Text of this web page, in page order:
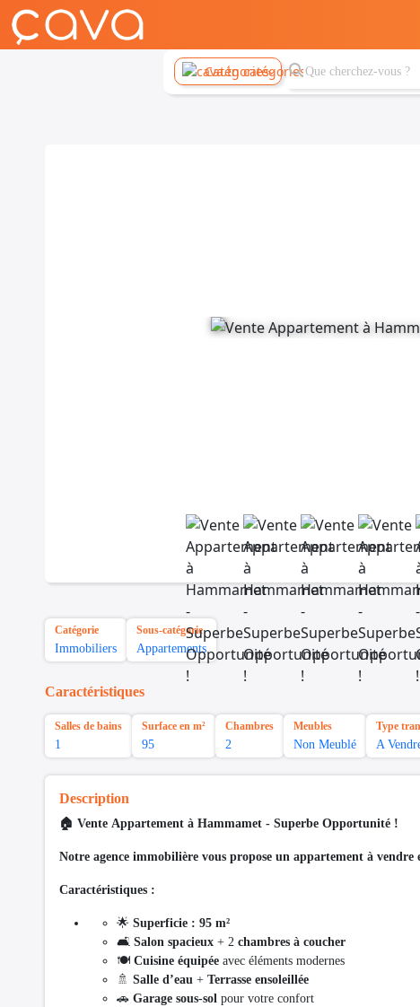
Catégories
Catégorie
Immobiliers
Sous-catégorie
Appartements
Caractéristiques
Salles de bains
1
Surface en m²
95
Chambres
2
Meubles
Non Meublé
Type
A
Description
🏠 Vente Appartement à Hammamet - Superbe Opportunité !
Notre agence immobilière vous propose un appartement à vendre
Caractéristiques :
🌟 Superficie : 95 m²
🛋️ Salon spacieux + 2 chambres à coucher
🍽️ Cuisine équipée avec éléments modernes
🚿 Salle d’eau + Terrasse ensoleillée
🚗 Garage sous-sol pour votre confort